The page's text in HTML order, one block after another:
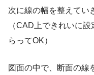
次に線の幅を整えてい
（CAD上できれいに
らってOK）
図面の中で、断面の線